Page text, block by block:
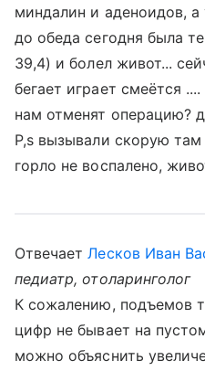
миндалин и аденоидов, а
до обеда сегодня была
39,4) и болел живот...
бегает играет смеётся
нам отменят операцию?
P,s вызывали скорую там
горло не воспалено,
ОтвечаетЛесков Иван
педиатр, отоларинголог
К сожалению, подъемов
цифр не бывает на
можно объяснить